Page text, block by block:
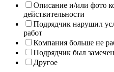
Описание и/или фото
действительности
Подрядчик нарушил
работ
Компания больше не
Подрядчик был
Другое